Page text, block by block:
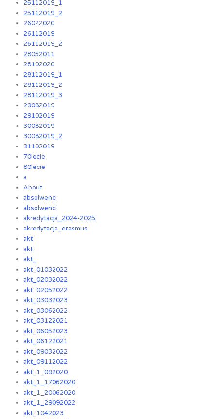
25112019_1
25112019_2
26022020
26112019
26112019_2
28052011
28102020
28112019_1
28112019_2
28112019_3
29082019
29102019
30082019
30082019_2
31102019
70lecie
80lecie
a
About
absolwenci
absolwenci
akredytacja_2024-2025
akredytacja_erasmus
akt
akt
akt_
akt_01032022
akt_02032022
akt_02052022
akt_03032023
akt_03062022
akt_03122021
akt_06052023
akt_06122021
akt_09032022
akt_09112022
akt_1_092020
akt_1_17062020
akt_1_20062020
akt_1_29092022
akt_1042023